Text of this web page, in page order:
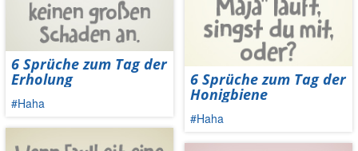
6 Sprüche zum Tag der
Erholung
#Haha
6 Sprüche zum Tag der
Honigbiene
#Haha